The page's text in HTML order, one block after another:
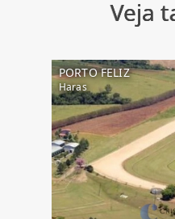
Veja
PORTO FELIZ
Haras